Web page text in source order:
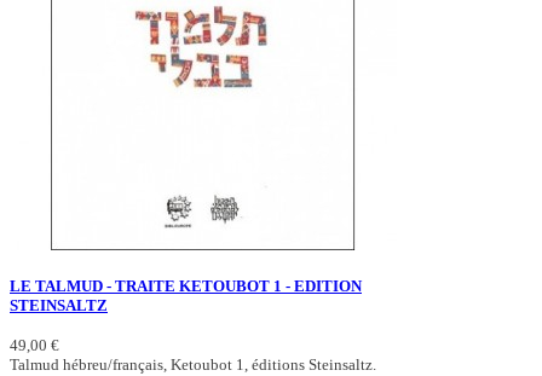
LE TALMUD - TRAITE KETOUBOT 1 - EDITION
STEINSALTZ
49,00 €
Talmud hébreu/français, Ketoubot 1, éditions Steinsaltz.